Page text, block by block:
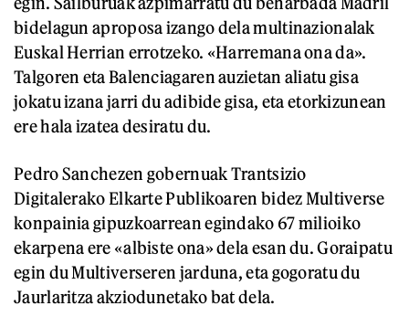
bidelagun aproposa izango dela multinazionalak
Euskal Herrian errotzeko. «Harremana ona da».
Talgoren eta Balenciagaren auzietan aliatu gisa
jokatu izana jarri du adibide gisa, eta etorkizunean
ere hala izatea desiratu du.
Pedro Sanchezen gobernuak Trantsizio
Digitalerako Elkarte Publikoaren bidez Multiverse
konpainia gipuzkoarrean egindako 67 milioiko
ekarpena ere «albiste ona» dela esan du. Goraipatu
egin du Multiverseren jarduna, eta gogoratu du
Jaurlaritza akziodunetako bat dela.